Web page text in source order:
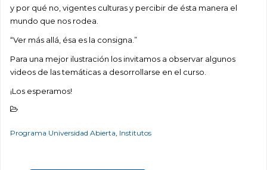
y por qué no, vigentes culturas y percibir de ésta manera el
mundo que nos rodea.
“Ver más allá, ésa es la consigna.”
Para una mejor ilustración los invitamos a observar algunos
videos de las temáticas a desorrollarse en el curso.
¡Los esperamos!
Programa Universidad Abierta, Institutos